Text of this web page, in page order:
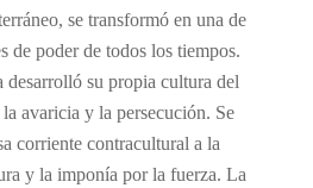
se transformó en una de
de poder de todos los tiempos.
desarrolló su propia cultura del
avaricia y la persecución. Se
corriente contracultural a la
y la imponía por la fuerza. La